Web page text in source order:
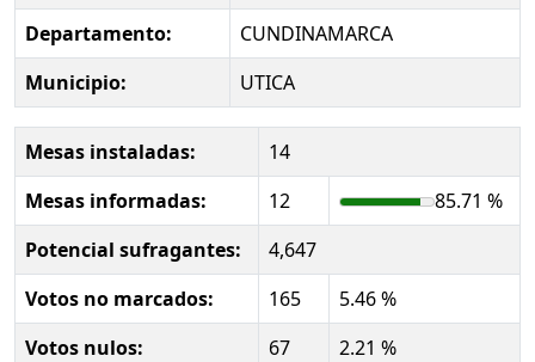
Departamento:
CUNDINAMARCA
Municipio:
UTICA
Mesas instaladas:
14
Mesas informadas:
12
85.71 %
Potencial sufragantes:
4,647
Votos no marcados:
165
5.46 %
Votos nulos:
67
2.21 %